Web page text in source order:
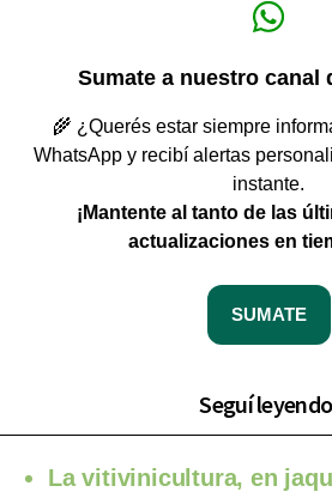
Sumate a nuestro canal
🌾 ¿Querés estar siempre
WhatsApp y recibí alertas
instante.
¡Mantente al tanto de las
actualizaciones en
SUMATE
Seguí
La vitivinicultura, en